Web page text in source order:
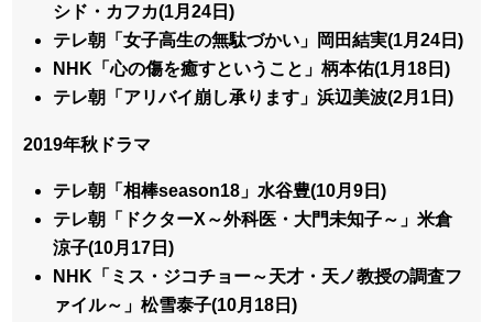
シド・カフカ(1月24日)
テレ朝「女子高生の無駄づかい」岡田結実(1月24日)
NHK「心の傷を癒すということ」柄本佑(1月18日)
テレ朝「アリバイ崩し承ります」浜辺美波(2月1日)
2019年秋ドラマ
テレ朝「相棒season18」水谷豊(10月9日)
テレ朝「ドクターX～外科医・大門未知子～」米倉
涼子(10月17日)
NHK「ミス・ジコチョー～天才・天ノ教授の調査フ
ァイル～」松雪泰子(10月18日)